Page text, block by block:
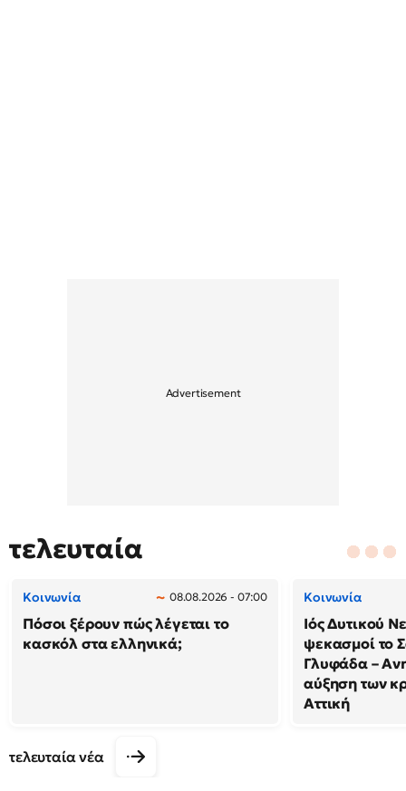
τελευταία
Κοινωνία 08.08.2026 - 07:00
Πόσοι ξέρουν πώς λέγεται το
κασκόλ στα ελληνικά;
Κοινωνία
Ιός Δυτικού
ψεκασμοί το
Γλυφάδα –
αύξηση των
Αττική
τελευταία νέα